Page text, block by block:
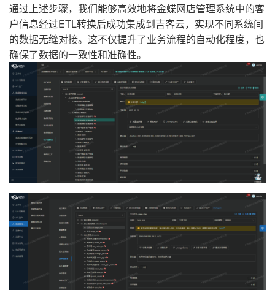
通过上述步骤，我们能够高效地将金蝶网店管理系统中的客
户信息经过ETL转换后成功集成到吉客云，实现不同系统间
的数据无缝对接。这不仅提升了业务流程的自动化程度，也
确保了数据的一致性和准确性。